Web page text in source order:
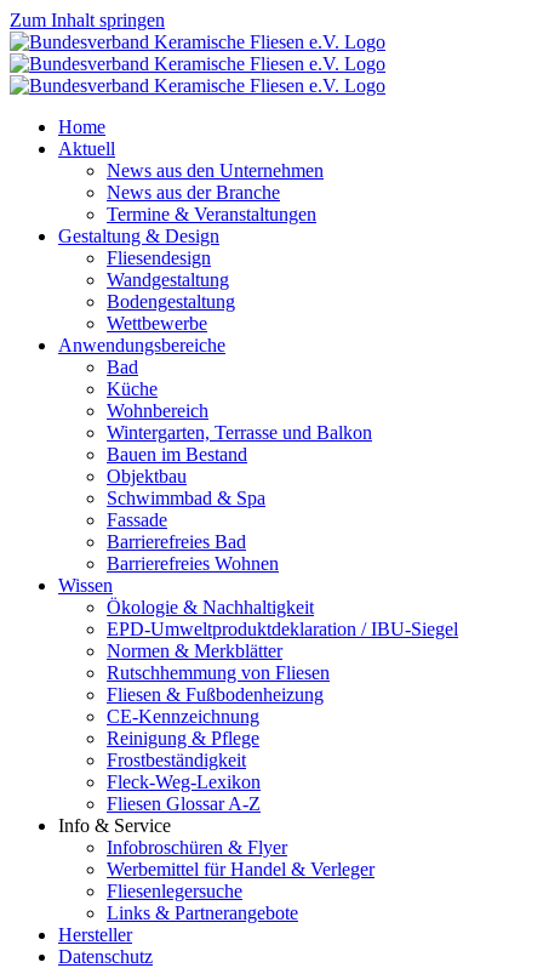
Zum Inhalt springen
Home
Aktuell
News aus den Unternehmen
News aus der Branche
Termine & Veranstaltungen
Gestaltung & Design
Fliesendesign
Wandgestaltung
Bodengestaltung
Wettbewerbe
Anwendungsbereiche
Bad
Küche
Wohnbereich
Wintergarten, Terrasse und Balkon
Bauen im Bestand
Objektbau
Schwimmbad & Spa
Fassade
Barrierefreies Bad
Barrierefreies Wohnen
Wissen
Ökologie & Nachhaltigkeit
EPD-Umweltproduktdeklaration / IBU-Siegel
Normen & Merkblätter
Rutschhemmung von Fliesen
Fliesen & Fußbodenheizung
CE-Kennzeichnung
Reinigung & Pflege
Frostbeständigkeit
Fleck-Weg-Lexikon
Fliesen Glossar A-Z
Info & Service
Infobroschüren & Flyer
Werbemittel für Handel & Verleger
Fliesenlegersuche
Links & Partnerangebote
Hersteller
Datenschutz